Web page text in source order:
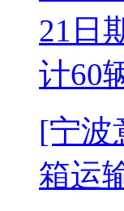
21日
计60
[宁波
箱运